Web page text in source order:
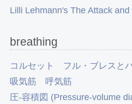
Lilli Lehmann's The Attack
breathing
コルセット
フル・ブレスと
吸気筋
呼気筋
圧-容積図 (Pressure-volume